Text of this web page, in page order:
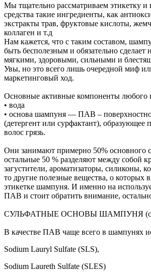
Мы тщательно рассматриваем этикетку и
средства такие ингредиенты, как
экстракты трав, фруктовые кислоты,
коллаген и т.д
Нам кажется, что с таким составом,
быть бесполезным и обязательно
мягкими, здоровыми, сильными и
Увы, но это всего лишь очередной миф
маркетинговый ход.
Основные активные компоненты любого
• вода
• основа шампуня — ПАВ –
(детергент или сурфактант),
волос грязь.
Они занимают примерно 50% основного
остальные 50 % разделяют между собой
загустители, ароматизаторы, силиконы,
то другие полезные вещества, о которых
этикетке шампуня. И именно на
ПАВ и стоит обратить внимание,
СУЛЬФАТНЫЕ ОСНОВЫ ШАМПУНЯ
В качестве ПАВ чаще всего в шампунях
Sodium Lauryl Sulfate (SLS),
Sodium Laureth Sulfate (SLES)